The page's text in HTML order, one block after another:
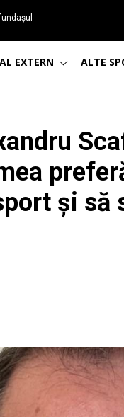
EXTERN ALTE
și să